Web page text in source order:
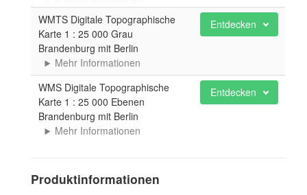
WMTS Digitale Topographische
Karte 1 : 25 000 Grau
Brandenburg mit Berlin
Mehr Informationen
Entdecken
WMS Digitale Topographische
Karte 1 : 25 000 Ebenen
Brandenburg mit Berlin
Mehr Informationen
Entdecken
Produktinformationen